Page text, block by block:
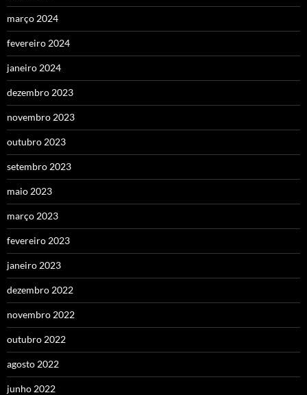
março 2024
fevereiro 2024
janeiro 2024
dezembro 2023
novembro 2023
outubro 2023
setembro 2023
maio 2023
março 2023
fevereiro 2023
janeiro 2023
dezembro 2022
novembro 2022
outubro 2022
agosto 2022
junho 2022